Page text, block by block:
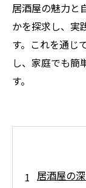
居酒屋の魅力と
かを探求し、実
す。これを通じ
し、家庭でも簡
す。
居酒屋の